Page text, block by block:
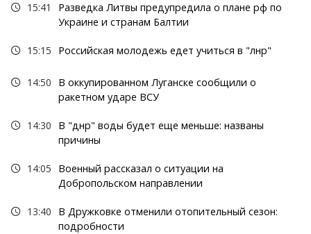
15:41
Разведка Литвы предупредила о плане рф по
Украине и странам Балтии
15:15 Российская молодежь едет учиться в "лнр"
14:50
В оккупированном Луганске сообщили о
ракетном ударе ВСУ
14:30
В "днр" воды будет еще меньше: названы
причины
14:05
Военный рассказал о ситуации на
Добропольском направлении
13:40
В Дружковке отменили отопительный сезон:
подробности